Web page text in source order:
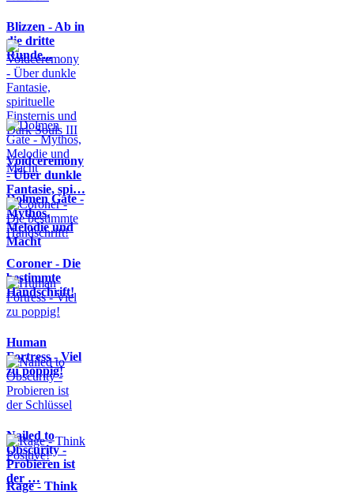
Blizzen - Ab in
die dritte
Runde...
Voidceremony
- Über dunkle
Fantasie, spi…
Dolmen Gate -
Mythos,
Melodie und
Macht
Coroner - Die
bestimmte
Handschrift!
Human
Fortress - Viel
zu poppig!
Nailed to
Obscurity -
Probieren ist
der …
Rage - Think